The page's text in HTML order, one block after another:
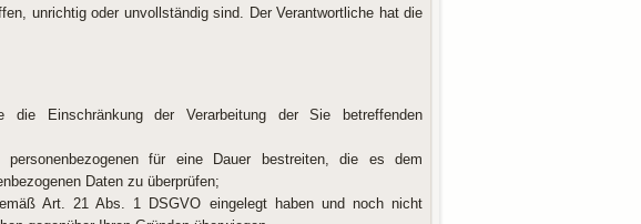
unrichtig oder unvollständig sind. Der Verantwortliche hat die
die Einschränkung der Verarbeitung der Sie betreffenden
für eine Dauer bestreiten, die es dem
Daten zu überprüfen;
Art. 21 Abs. 1 DSGVO eingelegt haben und noch nicht